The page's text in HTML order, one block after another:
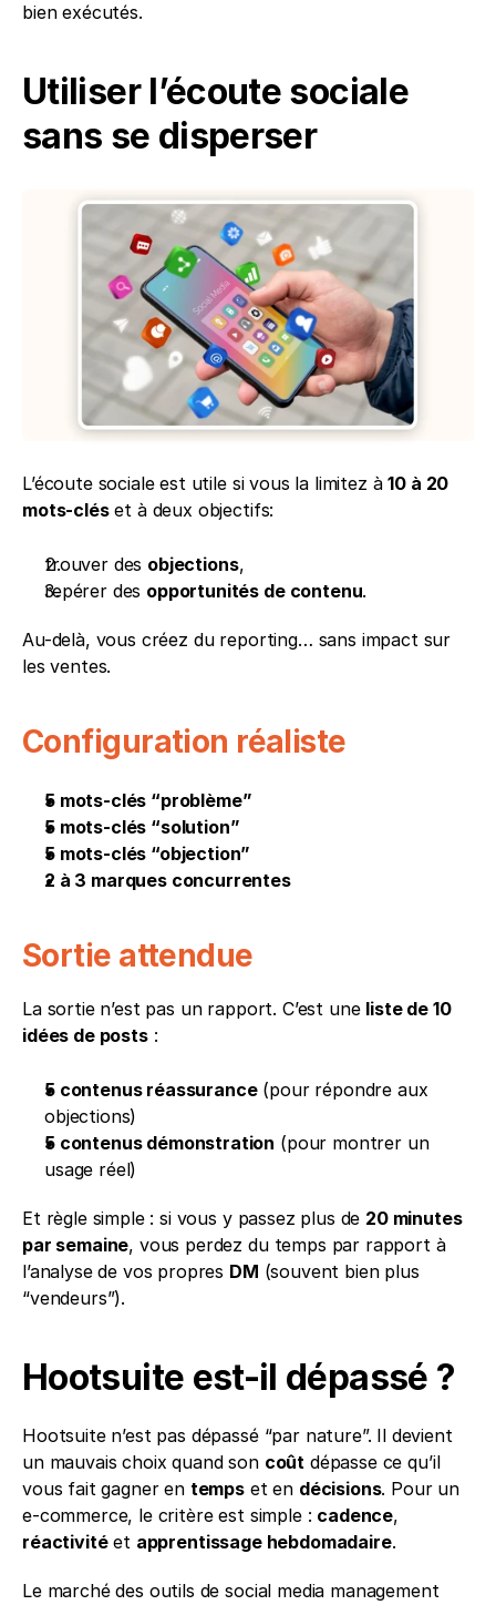
bien exécutés.
Utiliser l’écoute sociale
sans se disperser
L’écoute sociale est utile si vous la limitez à 10 à 20
mots-clés et à deux objectifs:
trouver des objections,
repérer des opportunités de contenu.
Au-delà, vous créez du reporting… sans impact sur
les ventes.
Configuration réaliste
5 mots-clés “problème”
5 mots-clés “solution”
5 mots-clés “objection”
2 à 3 marques concurrentes
Sortie attendue
La sortie n’est pas un rapport. C’est une liste de 10
idées de posts :
5 contenus réassurance (pour répondre aux
objections)
5 contenus démonstration (pour montrer un
usage réel)
Et règle simple : si vous y passez plus de 20 minutes
par semaine, vous perdez du temps par rapport à
l’analyse de vos propres DM (souvent bien plus
“vendeurs”).
Hootsuite est-il dépassé ?
Hootsuite n’est pas dépassé “par nature”. Il devient
un mauvais choix quand son coût dépasse ce qu’il
vous fait gagner en temps et en décisions. Pour un
e-commerce, le critère est simple : cadence
réactivité et apprentissage hebdomadaire.
Le marché des outils de social media management